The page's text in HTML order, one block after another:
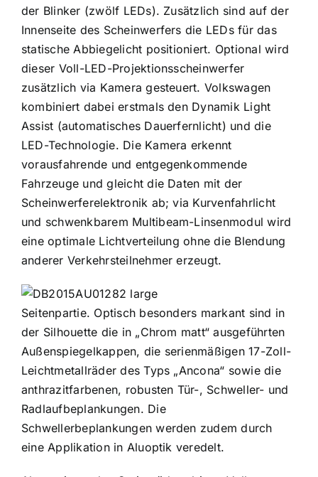
der Blinker (zwölf LEDs). Zusätzlich sind auf der
Innenseite des Scheinwerfers die LEDs für das
statische Abbiegelicht positioniert. Optional wird
dieser Voll-LED-Projektionsscheinwerfer
zusätzlich via Kamera gesteuert. Volkswagen
kombiniert dabei erstmals den Dynamik Light
Assist (automatisches Dauerfernlicht) und die
LED-Technologie. Die Kamera erkennt
vorausfahrende und entgegenkommende
Fahrzeuge und gleicht die Daten mit der
Scheinwerferelektronik ab; via Kurvenfahrlicht
und schwenkbarem Multibeam-Linsenmodul wird
eine optimale Lichtverteilung ohne die Blendung
anderer Verkehrsteilnehmer erzeugt.
Seitenpartie. Optisch besonders markant sind in
der Silhouette die in „Chrom matt“ ausgeführten
Außenspiegelkappen, die serienmäßigen 17-Zoll-
Leichtmetallräder des Typs „Ancona“ sowie die
anthrazitfarbenen, robusten Tür-, Schweller- und
Radlaufbeplankungen. Die
Schwellerbeplankungen werden zudem durch
eine Applikation in Aluoptik veredelt.